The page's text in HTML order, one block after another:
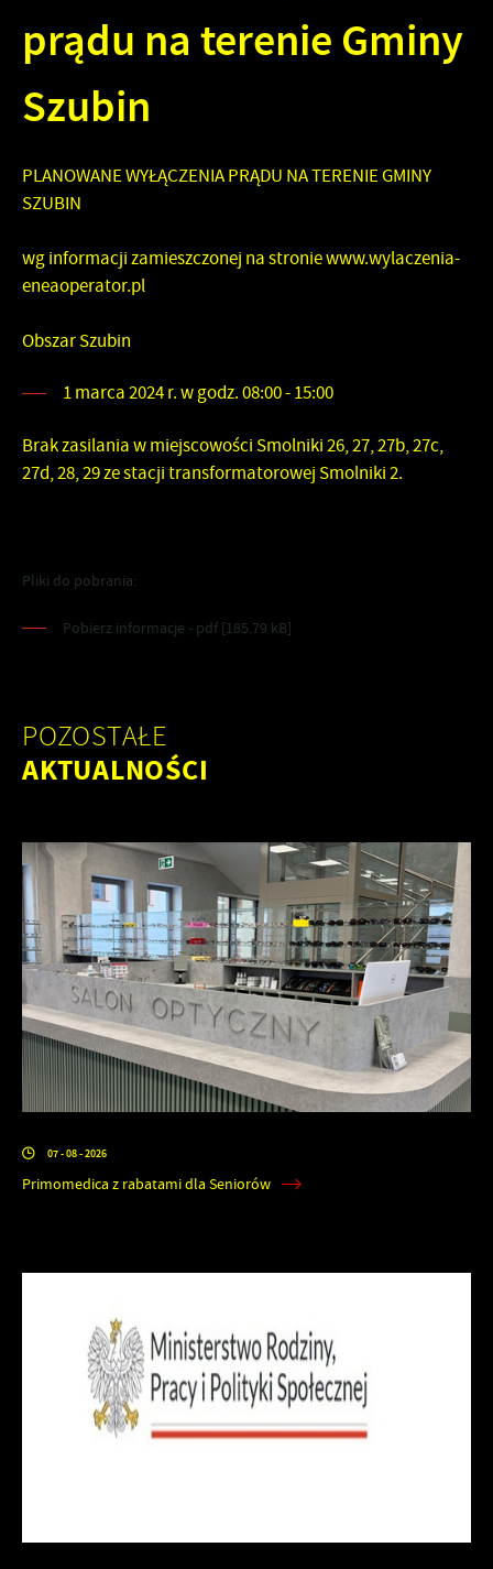
prądu na terenie Gminy
Szubin
PLANOWANE WYŁĄCZENIA PRĄDU NA TERENIE GMINY
SZUBIN
wg informacji zamieszczonej na stroniewww.wylaczenia-
eneaoperator.pl
Obszar Szubin
1 marca 2024 r. w godz. 08:00 - 15:00
Brak zasilania w miejscowości Smolniki 26, 27, 27b, 27c,
27d, 28, 29 ze stacji transformatorowej Smolniki 2.
Pliki do pobrania:
Pobierz informacje - pdf [185.79 kB]
POZOSTAŁE
AKTUALNOŚCI
07 - 08 - 2026
Primomedica z rabatami dla Seniorów